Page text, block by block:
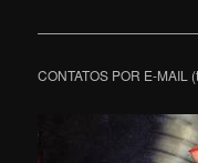
CONTATOS POR E-